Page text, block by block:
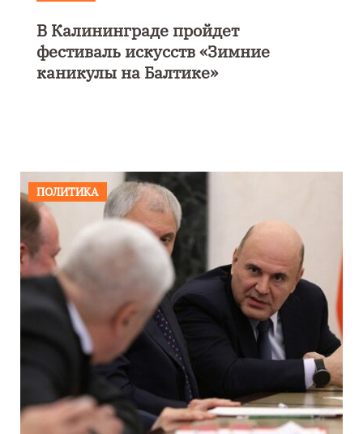
В Калининграде пройдет
фестиваль искусств «Зимние
каникулы на Балтике»
ПОЛИТИКА